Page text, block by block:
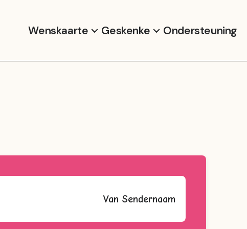
Wenskaarte Geskenke Ondersteuning
Van Sendernaam